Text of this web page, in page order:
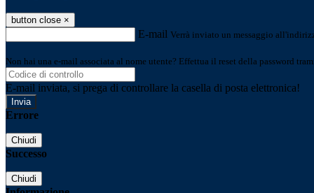
button close ×
E-mail Verrà inviato un messaggio
Non hai una e-mail associata al nome utente? Effettua il reset della password
E-mail inviata, si prega di controllare la casella di posta elettronica!
Errore
Chiudi
Successo
Chiudi